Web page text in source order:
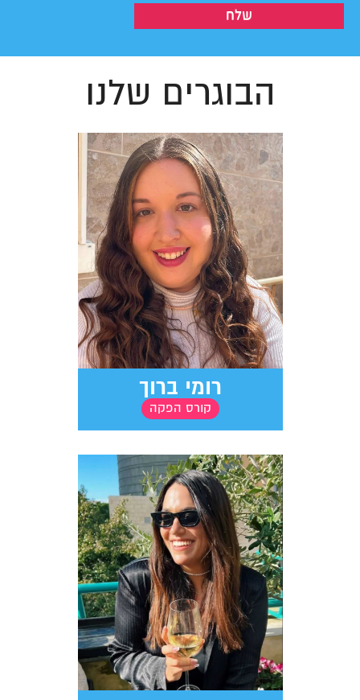
הבוגרים שלנו
רומי ברוך
קורס הפקה